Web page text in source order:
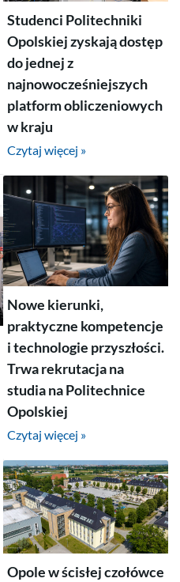
Studenci Politechniki
Opolskiej zyskają dostęp
do jednej z
najnowocześniejszych
platform obliczeniowych
w kraju
Czytaj więcej »
Nowe kierunki,
praktyczne kompetencje
i technologie przyszłości.
Trwa rekrutacja na
studia na Politechnice
Opolskiej
Czytaj więcej »
Opole w ścisłej czołówce